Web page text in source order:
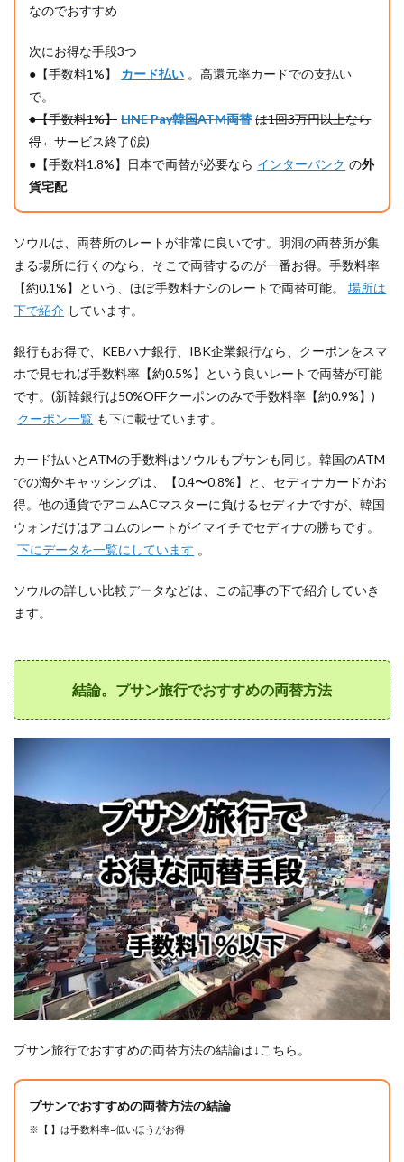
8.1
EXCHANGE
の設置場所
9
⑦【手
数料
2.5%】
カジノ
(プサ
レート
まあ
10
⑧【手
数料
韓国の
銀行は
クーポ
ン利用
★【手数
0.9%】韓
国の銀行
の両替
70%off〜
50%offク
リスト
意。韓
国の銀
行窓口
行の両
替セン
ターは
レート
が良い
が閉店
続き
11
⑨★【手
数
料-1.3〜
7%】現
地の両替
【手数
料0.1〜
7%】ソ
ウルの
なのでおすすめ
次にお得な手段3つ
●【手数料1%】
カード払い 。高還元率カードでの支払い
で。
●【手数料1%】 LINE Pay韓国ATM両替 は1回3万円以上なら
得←サービス終了(涙)
●【手数料1.8%】日本で両替が必要なら インターバンク の外
貨宅配
ソウルは、両替所のレートが非常に良いです。明洞の両替所が集
まる場所に行くのなら、そこで両替するのが一番お得。手数料率
【約0.1%】という、ほぼ手数料ナシのレートで両替可能。
場所は
下で紹介 しています。
銀行もお得で、KEBハナ銀行、IBK企業銀行なら、クーポンをスマ
ホで見せれば手数料率【約0.5%】という良いレートで両替が可能
です。(新韓銀行は50%OFFクーポンのみで手数料率【約0.9%】)
クーポン一覧 も下に載せています。
カード払いとATMの手数料はソウルもプサンも同じ。韓国のATM
での海外キャッシングは、【0.4〜0.8%】と、セディナカードがお
得。他の通貨でアコムACマスターに負けるセディナですが、韓国
ウォンだけはアコムのレートがイマイチでセディナの勝ちです。
下にデータを一覧にしています 。
ソウルの詳しい比較データなどは、この記事の下で紹介していき
ます。
結論。プサン旅行でおすすめの両替方法
プサン旅行でおすすめの両替方法の結論は↓こちら。
プサンでおすすめの両替方法の結論
※【 】は手数料率=低いほうがお得